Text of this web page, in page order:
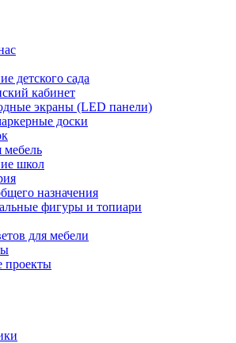
детского сада
кабинет
экраны (LED панели)
доски
мебель
школ
назначения
фигуры и топиари
для мебели
проекты